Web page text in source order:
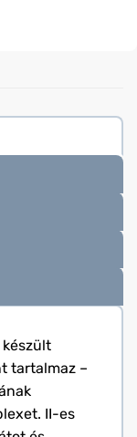
tartalmaz –
II-es